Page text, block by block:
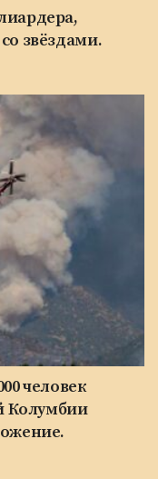
звёздами.
человек
Колумбии